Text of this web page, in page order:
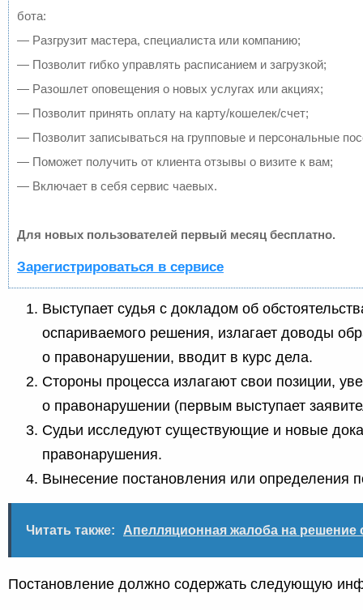
бота:
— Разгрузит мастера, специалиста или компанию;
— Позволит гибко управлять расписанием и загрузкой;
— Разошлет оповещения о новых услугах или акциях;
— Позволит принять оплату на карту/кошелек/счет;
— Позволит записываться на групповые и персональные
— Поможет получить от клиента отзывы о визите к вам;
— Включает в себя сервис чаевых.
Для новых пользователей первый месяц бесплатно.
Зарегистрироваться в сервисе
Выступает судья с докладом об
оспариваемого решения, излагает доводы
о правонарушении, вводит в курс дела.
Стороны процесса излагают свои позиции,
о правонарушении (первым выступает
Судьи исследуют существующие и новые
правонарушения.
Вынесение постановления или определения
Читать также: Апелляционная жалоба на решение
Постановление должно содержать следующую